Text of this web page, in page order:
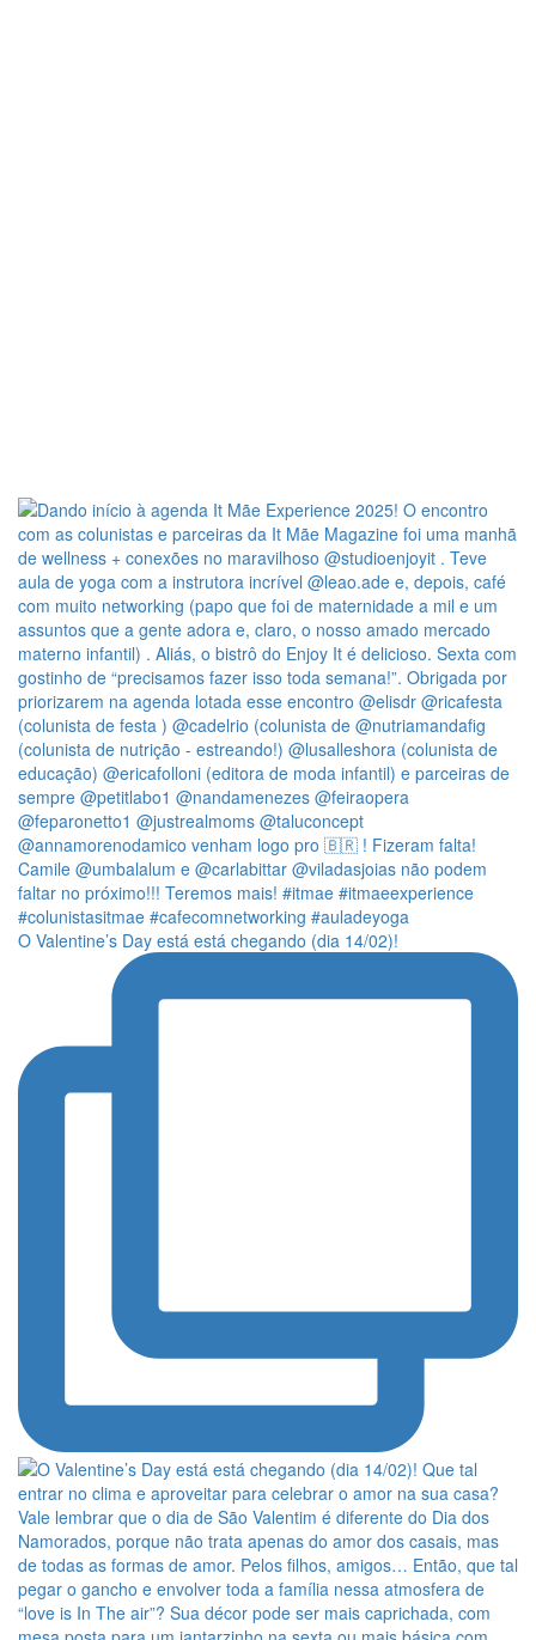
O Valentine’s Day está está chegando (dia 14/02)!